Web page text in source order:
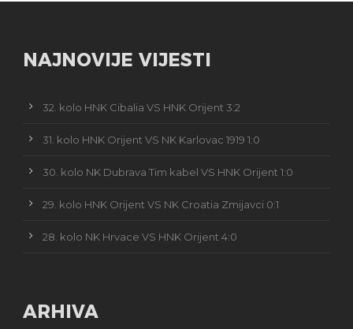
NAJNOVIJE VIJESTI
32. kolo HNK Cibalia VS HNK Orijent 3:2
31. kolo HNK Orijent VS NK Karlovac 1919 1:0
30. kolo NK Dubrava Tim kabel VS HNK Orijent 1:0
29. kolo HNK Orijent VS NK Croatia Zmijavci 0:1
28. kolo NK Hrvace VS HNK Orijent 4:0
ARHIVA